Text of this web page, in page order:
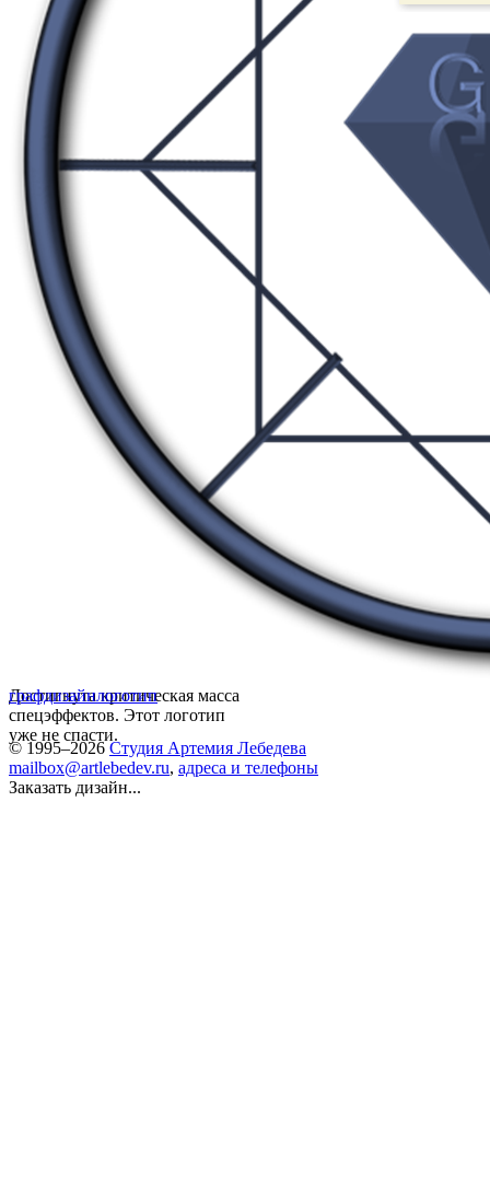
Достигнута критическая масса
спецэффектов. Этот логотип
уже не спасти.
графдизайнлоготип
© 1995–2026 Студия Артемия Лебедева
mailbox@artlebedev.ru, адреса и телефоны
Заказать дизайн...